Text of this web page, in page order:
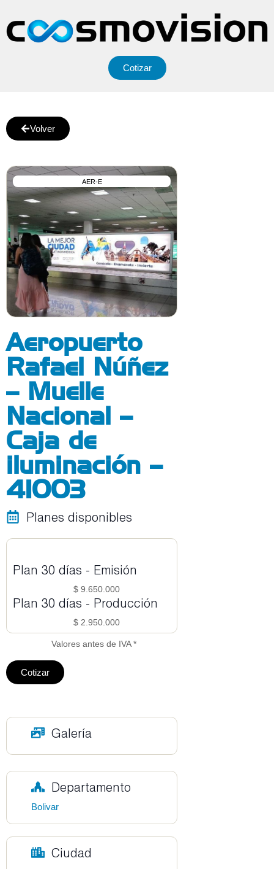
Cotizar
Volver
AER-E
Aeropuerto
Rafael Núñez
– Muelle
Nacional –
Caja de
iluminación –
41003
Planes disponibles
Plan 30 días - Emisión
$ 9.650.000
Plan 30 días - Producción
$ 2.950.000
Valores antes de IVA *
Cotizar
Galería
Departamento
Bolivar
Ciudad